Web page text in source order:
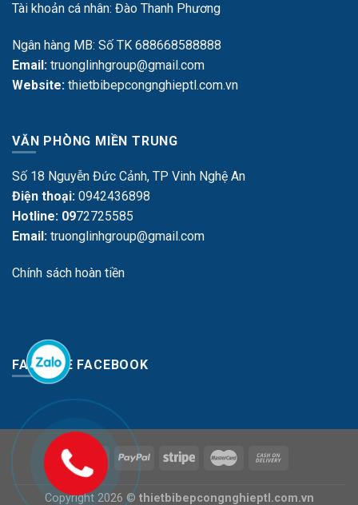
Tài khoản cá nhân: Đào Thanh Phương
Ngân hàng MB: Số TK 688668588888
Email: truonglinhgroup@gmail.com
Website: thietbibepcongnghieptl.com.vn
VĂN PHÒNG MIỀN TRUNG
Số 18 Nguyễn Đức Cảnh, TP Vinh Nghệ An
Điện thoại: 0942436898
Hotline: 0972725585
Email: truonglinhgroup@gmail.com
Chính sách hoàn tiền
FANPAGE FACEBOOK
Copyright 2026 © thietbibepcongnghieptl.com.vn